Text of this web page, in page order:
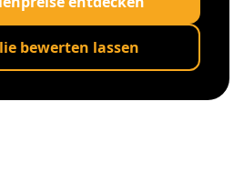
bewerten lassen